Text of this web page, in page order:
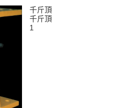
千斤頂
千斤頂
1